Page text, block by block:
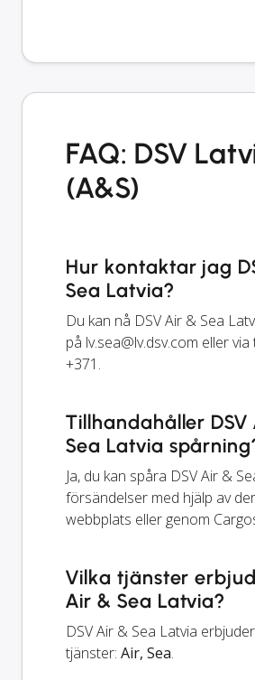
FAQ: DSV
(A&S)
Hur kontaktar jag
Sea Latvia?
Du kan nå DSV Air & Sea
på lv.sea@lv.dsv.com eller
+371.
Tillhandahåller DSV
Sea Latvia
Ja, du kan spåra DSV Air &
försändelser med hjälp av
webbplats eller genom
Vilka tjänster
Air & Sea Latvia?
DSV Air & Sea Latvia
tjänster: Air, Sea.